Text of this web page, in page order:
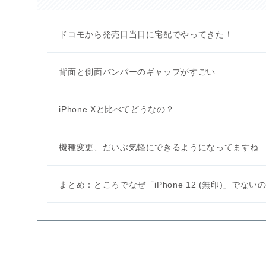
ドコモから発売日当日に宅配でやってきた！
背面と側面バンパーのギャップがすごい
iPhone Xと比べてどうなの？
機種変更、だいぶ気軽にできるようになってますね
まとめ：ところでなぜ「iPhone 12 (無印)」でない